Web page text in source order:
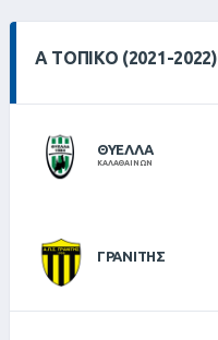
Α ΤΟΠΙΚΌ (2021-2022)
ΘΥΕΛΛΑ
ΚΑΛΑΘΑΙΝΩΝ
ΓΡΑΝΙΤΗΣ